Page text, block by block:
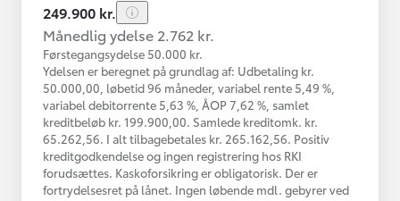
249.900 kr.
Månedlig ydelse 2.762 kr.
Førstegangsydelse 50.000 kr.
Ydelsen er beregnet på grundlag af: Udbetaling kr.
50.000,00, løbetid 96 måneder, variabel rente 5,49 %,
variabel debitorrente 5,63 %, ÅOP 7,62 %, samlet
kreditbeløb kr. 199.900,00. Samlede kreditomk. kr.
65.262,56. I alt tilbagebetales kr. 265.162,56. Positiv
kreditgodkendelse og ingen registrering hos RKI
forudsættes. Kaskoforsikring er obligatorisk. Der er
fortrydelsesret på lånet. Ingen løbende mdl. gebyrer ved